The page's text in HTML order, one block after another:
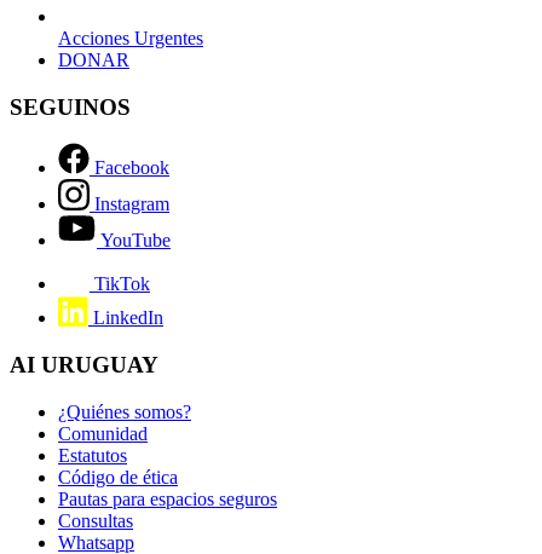
Acciones Urgentes
DONAR
SEGUINOS
Facebook
Instagram
YouTube
TikTok
LinkedIn
AI URUGUAY
¿Quiénes somos?
Comunidad
Estatutos
Código de ética
Pautas para espacios seguros
Consultas
Whatsapp